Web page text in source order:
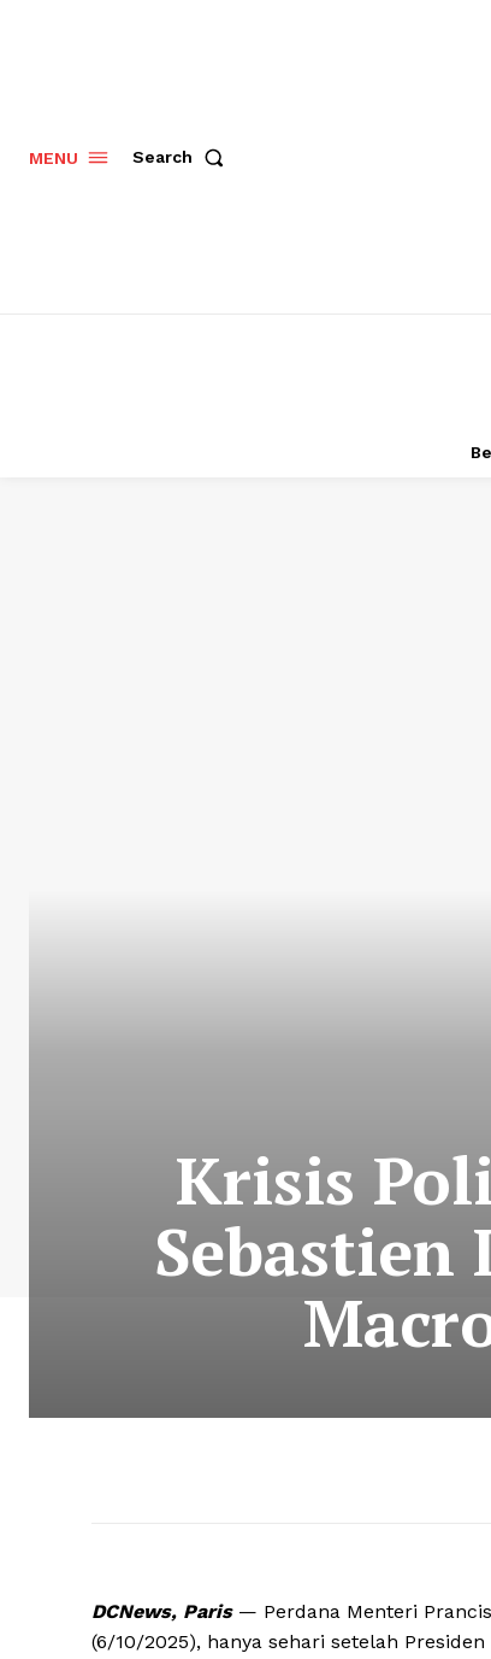
MENU Search
Krisis
Sebastien
DCNews, Paris— Perdana Menteri
(6/10/2025), hanya sehari setelah